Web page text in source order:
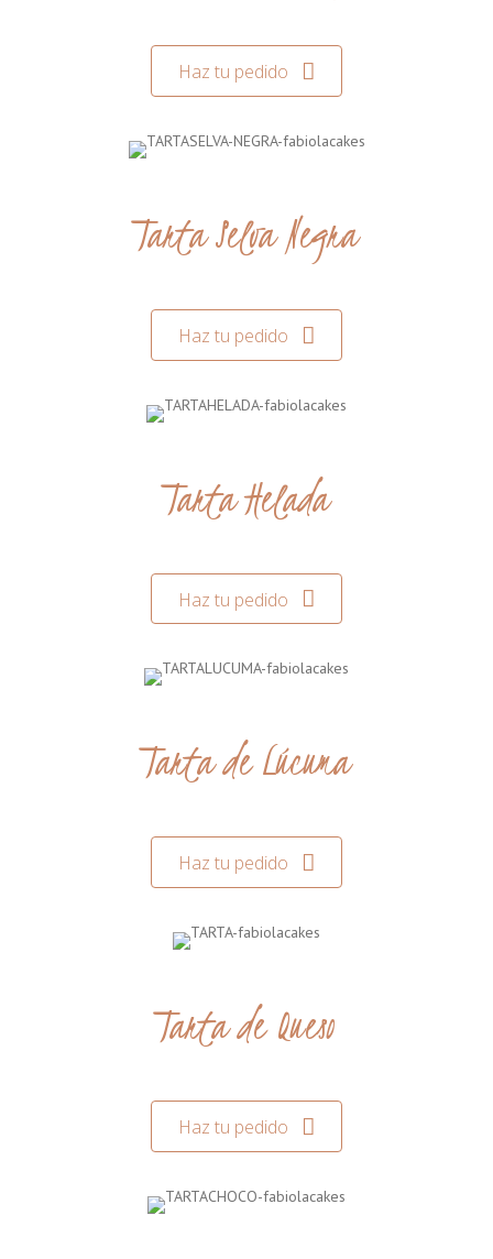
Haz tu pedido
Tarta Selva Negra
Haz tu pedido
Tarta Helada
Haz tu pedido
Tarta de Lúcuma
Haz tu pedido
Tarta de Queso
Haz tu pedido